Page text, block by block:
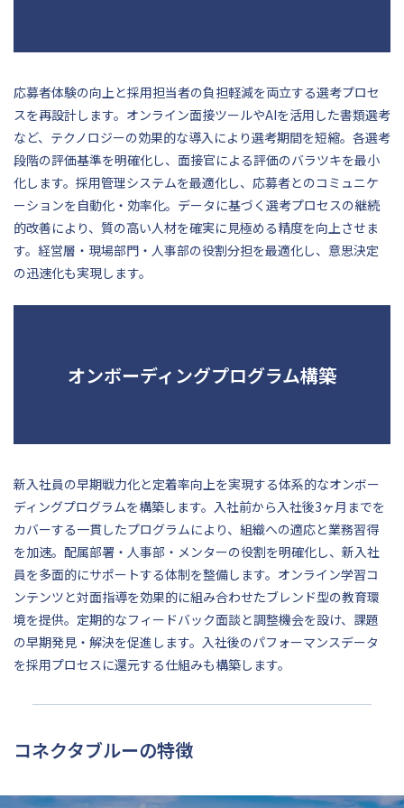
応募者体験の向上と採用担当者の負担軽減を両立する選考プロセ
スを再設計します。オンライン面接ツールやAIを活用した書類選考
など、テクノロジーの効果的な導入により選考期間を短縮。各選考
段階の評価基準を明確化し、面接官による評価のバラツキを最小
化します。採用管理システムを最適化し、応募者とのコミュニケ
ーションを自動化・効率化。データに基づく選考プロセスの継続
的改善により、質の高い人材を確実に見極める精度を向上させま
す。経営層・現場部門・人事部の役割分担を最適化し、意思決定
の迅速化も実現します。
オンボーディングプログラム構築
新入社員の早期戦力化と定着率向上を実現する体系的なオンボー
ディングプログラムを構築します。入社前から入社後3ヶ月までを
カバーする一貫したプログラムにより、組織への適応と業務習得
を加速。配属部署・人事部・メンターの役割を明確化し、新入社
員を多面的にサポートする体制を整備します。オンライン学習コ
ンテンツと対面指導を効果的に組み合わせたブレンド型の教育環
境を提供。定期的なフィードバック面談と調整機会を設け、課題
の早期発見・解決を促進します。入社後のパフォーマンスデータ
を採用プロセスに還元する仕組みも構築します。
コネクタブルーの特徴